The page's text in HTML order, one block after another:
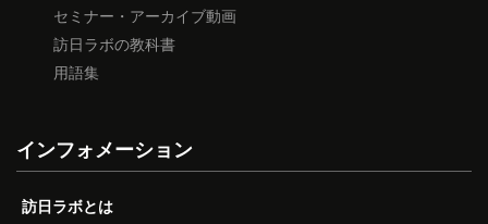
セミナー・アーカイブ動画
訪日ラボの教科書
用語集
インフォメーション
訪日ラボとは